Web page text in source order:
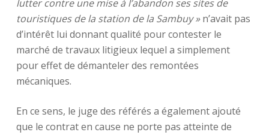
lutter contre une mise à l’abandon ses sites de
touristiques de la station de la Sambuy »n’avait pas
d’intérêt lui donnant qualité pour contester le
marché de travaux litigieux lequel a simplement
pour effet de démanteler des remontées
mécaniques.
En ce sens, le juge des référés a également ajouté
que le contrat en cause ne porte pas atteinte de